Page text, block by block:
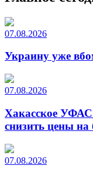
07.08.2026
Украину уже
07.08.2026
Хакасское УФАС
снизить цены на
07.08.2026